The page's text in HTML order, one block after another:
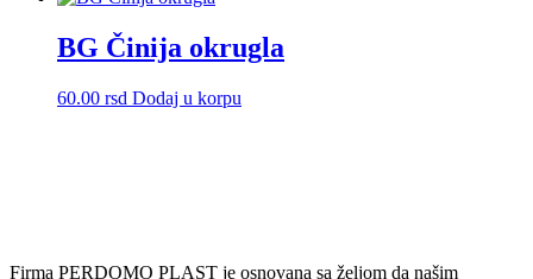
BG Činija okrugla
60.00 rsd Dodaj u korpu
Firma PERDOMO PLAST je osnovana sa željom da našim